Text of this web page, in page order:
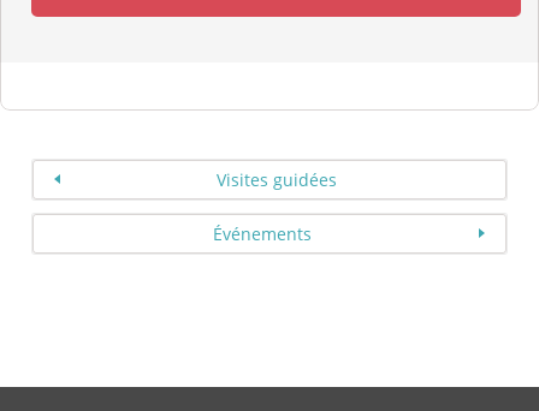
Visites guidées
Événements